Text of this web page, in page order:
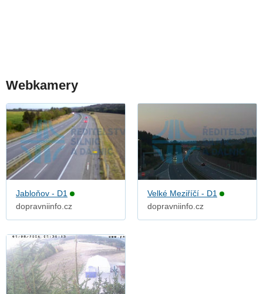
Webkamery
Jabloňov - D1
dopravniinfo.cz
Velké Meziříčí - D1
dopravniinfo.cz